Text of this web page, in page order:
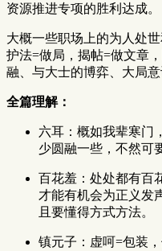
资源推进专项的胜利达成。
大概一些职场上的为人处
护法=做局，揭帖=做文章
融、与大士的博弈、大局意
全篇理解：
六耳：概如我辈寒门
少圆融一些，不然可
百花羞：处处都有百
才能有机会为正义发
且要懂得方式方法。
镇元子：虚呵=包装，